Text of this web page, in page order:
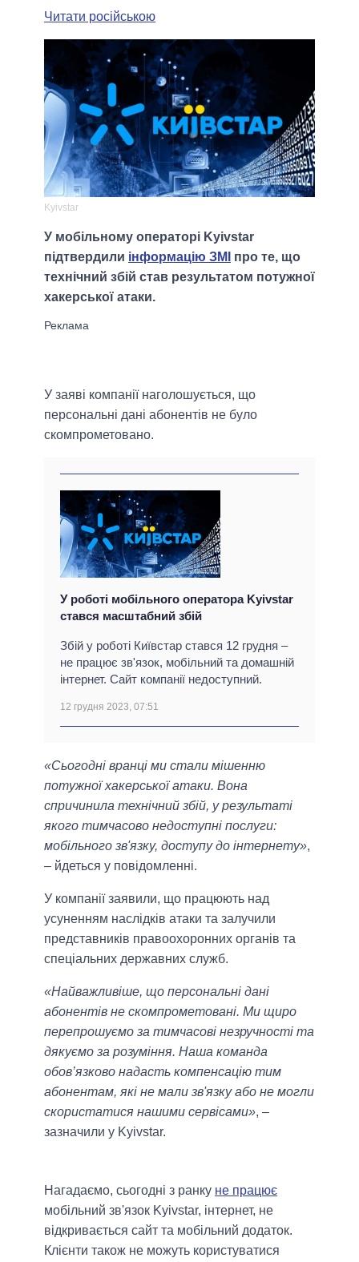
Читати російською
Kyivstar
У мобільному операторі Kyivstar
підтвердили інформацію ЗМІ
про те, що
технічний збій став результатом потужної
хакерської атаки.
У заяві компанії наголошується, що
персональні дані абонентів не було
скомпрометовано.
У роботі мобільного оператора Kyivstar
стався масштабний збій
Збій у роботі Київстар стався 12 грудня –
не працює зв'язок, мобільний та домашній
інтернет. Сайт компанії недоступний.
12 грудня 2023, 07:51
«Сьогодні вранці ми стали мішенню
потужної хакерської атаки. Вона
спричинила технічний збій, у результаті
якого тимчасово недоступні послуги:
мобільного зв'язку, доступу до інтернету»,
– йдеться у повідомленні.
У компанії заявили, що працюють над
усуненням наслідків атаки та залучили
представників правоохоронних органів та
спеціальних державних служб.
«Найважливіше, що персональні дані
абонентів не скомпрометовані. Ми щиро
перепрошуємо за тимчасові незручності та
дякуємо за розуміння. Наша команда
обов’язково надасть компенсацію тим
абонентам, які не мали зв'язку або не могли
скористатися нашими сервісами», –
зазначили у Kyivstar.
Нагадаємо, сьогодні з ранку не працює
мобільний зв'язок Kyivstar, інтернет, не
відкривається сайт та мобільний додаток.
Клієнти також не можуть користуватися